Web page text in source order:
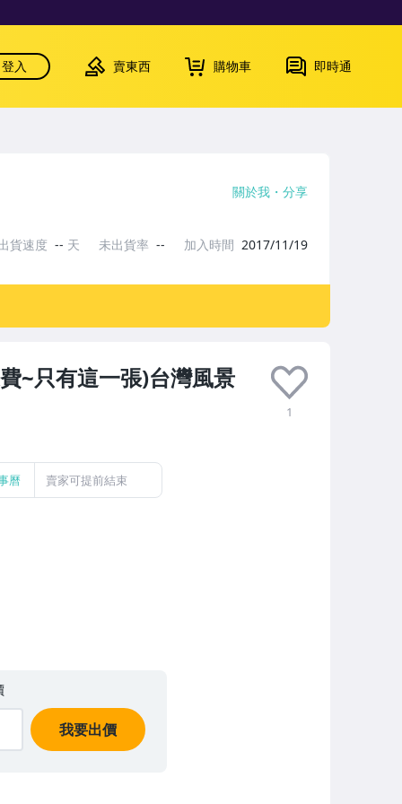
登入 賣東西 購物車 即時通
~只有這一張)台灣風景
1
曆 賣家可提前結束
我要出價
關於我 分享
貨速度 -- 天 未出貨率 -- 加入時間 2017/11/19